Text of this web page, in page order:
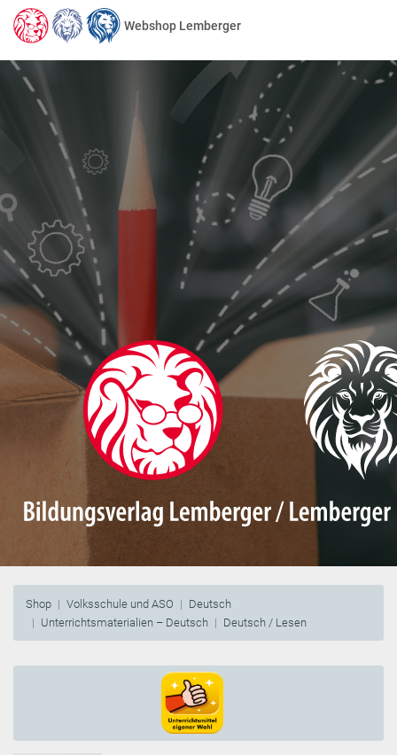
Webshop Lemberger
Shop Volksschule und ASO
Deutsch
Unterrichtsmaterialien – Deutsch
Deutsch / Lesen